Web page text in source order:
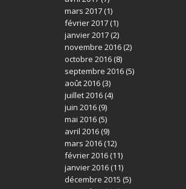
mars 2017(1)
février 2017(1)
janvier 2017(2)
novembre 2016(2)
octobre 2016(8)
septembre 2016(5)
août 2016(3)
juillet 2016(4)
juin 2016(9)
mai 2016(5)
avril 2016(9)
mars 2016(12)
février 2016(11)
janvier 2016(11)
décembre 2015 (5)